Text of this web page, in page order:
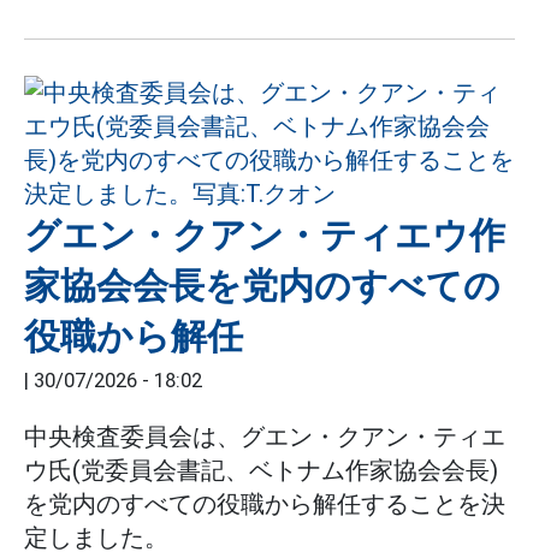
グエン・クアン・ティエウ作
家協会会長を党内のすべての
役職から解任
30/07/2026 - 18:02
中央検査委員会は、グエン・クアン・ティエ
ウ氏(党委員会書記、ベトナム作家協会会長)
を党内のすべての役職から解任することを決
定しました。